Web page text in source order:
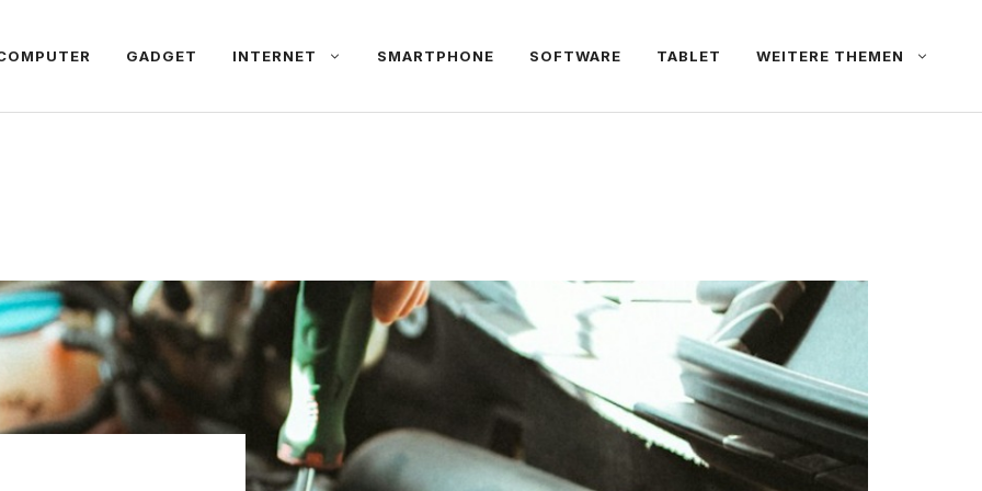
GADGET INTERNET SMARTPHONE SOFTWARE TABLET WEITERE THEMEN